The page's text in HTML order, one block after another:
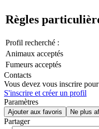
Règles
Profil recherché :
Animaux acceptés
Fumeurs acceptés
Contacts
Vous devez vous inscrire
S'inscrire et créer un profil
Paramètres
Ajouter aux favoris Ne plus
Partager